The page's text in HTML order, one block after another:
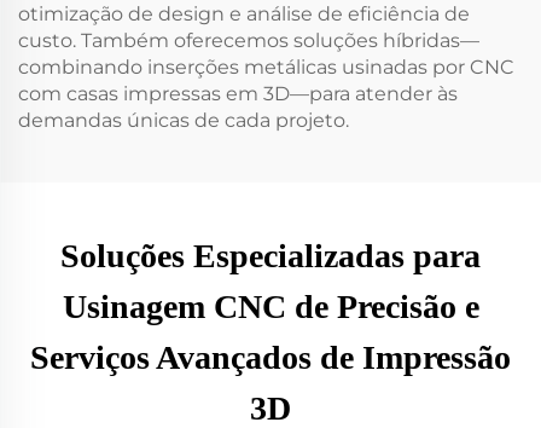
otimização de design e análise de eficiência de
custo. Também oferecemos soluções híbridas—
combinando inserções metálicas usinadas por CNC
com casas impressas em 3D—para atender às
demandas únicas de cada projeto.
Soluções Especializadas para
Usinagem CNC de Precisão e
Serviços Avançados de Impressão
3D